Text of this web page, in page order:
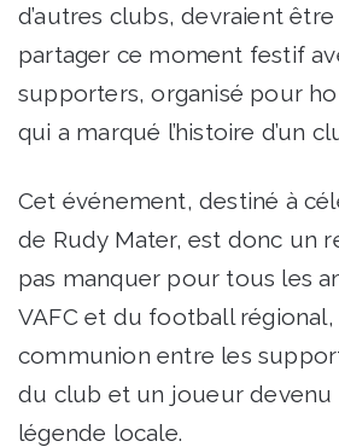
d’autres clubs, devraient
partager ce moment festif
supporters, organisé pour
qui a marqué l’histoire d’un
Cet événement, destiné à
de Rudy Mater, est donc un
pas manquer pour tous les
VAFC et du football
communion entre les
du club et un joueur devenu
légende locale.